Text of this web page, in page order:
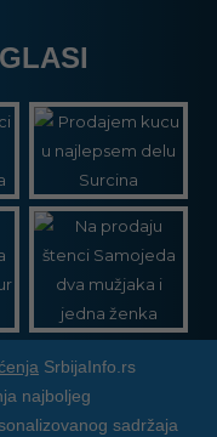
Pogledajte i
SrbijaInfo.rs
najboljeg
sadržaja